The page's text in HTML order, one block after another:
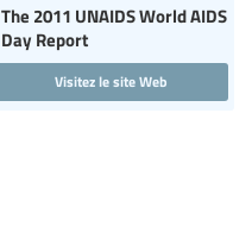
The 2011 UNAIDS World AIDS
Day Report
Visitez le site Web